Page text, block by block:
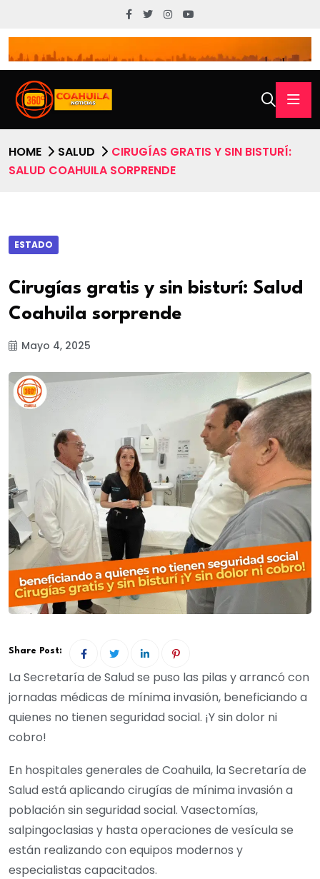
HOME SALUD
CIRUGÍAS GRATIS Y SIN BISTURÍ:
SALUD COAHUILA SORPRENDE
ESTADO
Cirugías gratis y sin bisturí: Salud
Coahuila sorprende
Mayo 4, 2025
Share Post:
La Secretaría de Salud se puso las pilas y arrancó con
jornadas médicas de mínima invasión, beneficiando a
quienes no tienen seguridad social. ¡Y sin dolor ni
cobro!
En hospitales generales de Coahuila, la Secretaría de
Salud está aplicando cirugías de mínima invasión a
población sin seguridad social. Vasectomías,
salpingoclasias y hasta operaciones de vesícula se
están realizando con equipos modernos y
especialistas capacitados.